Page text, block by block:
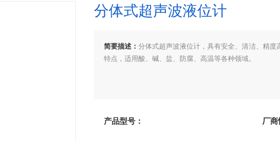
分体式超声波液位计
简要描述： 分体式超声波液位计，具有安全、清洁、精
特点，适用酸、碱、盐、防腐、高温等各种领域。
产品型号： 厂商